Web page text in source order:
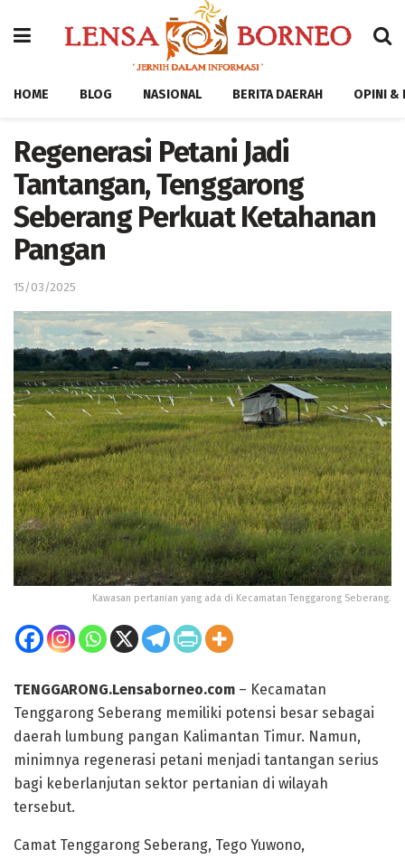
HOME BLOG NASIONAL BERITA DAERAH OPINI &
Regenerasi Petani Jadi
Tantangan, Tenggarong
Seberang Perkuat Ketahanan
Pangan
15/03/2025
Kawasan pertanian yang ada di Kecamatan Tenggarong Seberang.
TENGGARONG.Lensaborneo.com – Kecamatan
Tenggarong Seberang memiliki potensi besar sebagai
daerah lumbung pangan Kalimantan Timur. Namun,
minimnya regenerasi petani menjadi tantangan serius
bagi keberlanjutan sektor pertanian di wilayah
tersebut.
Camat Tenggarong Seberang, Tego Yuwono,